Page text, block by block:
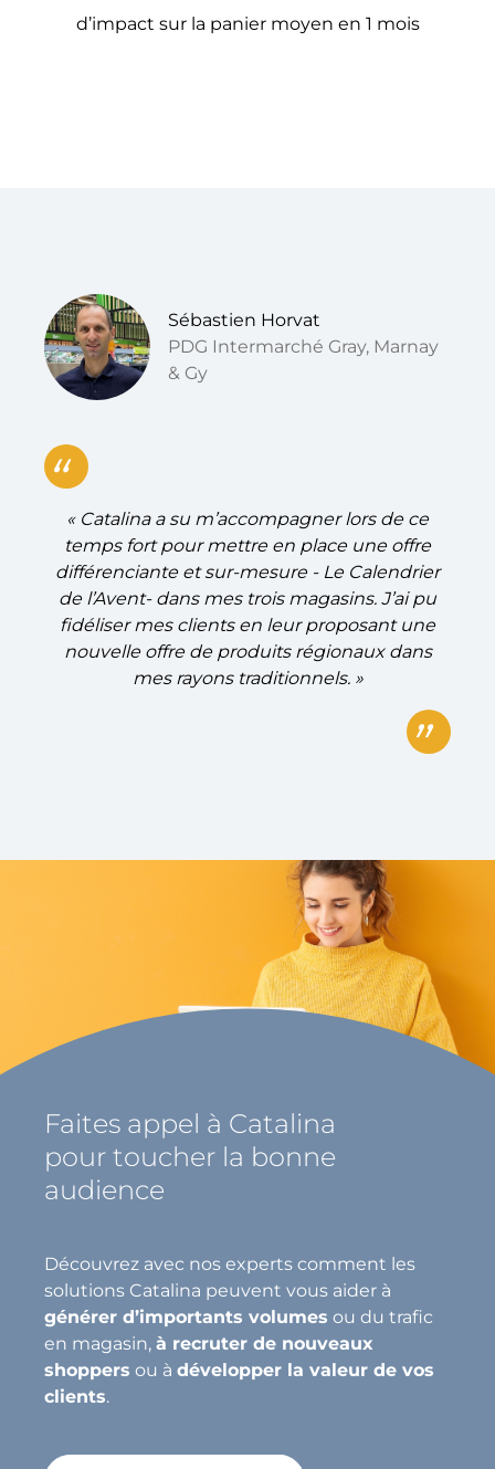
d’impact sur la panier moyen en 1 mois
Sébastien Horvat
PDG Intermarché Gray, Marnay
& Gy
“
« Catalina a su m’accompagner lors de ce
temps fort pour mettre en place une offre
différenciante et sur-mesure - Le Calendrier
de l’Avent- dans mes trois magasins. J’ai pu
fidéliser mes clients en leur proposant une
nouvelle offre de produits régionaux dans
mes rayons traditionnels. »
”
Faites appel à Catalina
pour toucher la bonne
audience
Découvrez avec nos experts comment les
solutions Catalina peuvent vous aider à
générer d’importants volumes ou du trafic
en magasin, à recruter de nouveaux
shoppers ou à développer la valeur de vos
clients.